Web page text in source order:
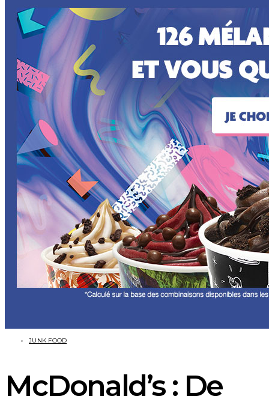
AVIS
BUZZ
ALIMENTATION & SNACK
JUNK FOOD
RESTAURANTS
CONTACT
À PROPOS
JUNK FOOD
McDonald’s : De